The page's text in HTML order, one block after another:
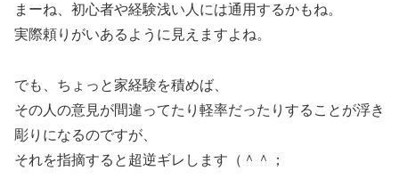
まーね、初心者や経験浅い人には通用するかもね。
実際頼りがいあるように見えますよね。
でも、ちょっと家経験を積めば、
その人の意見が間違ってたり軽率だったりすることが浮き
彫りになるのですが、
それを指摘すると超逆ギレします（＾＾；